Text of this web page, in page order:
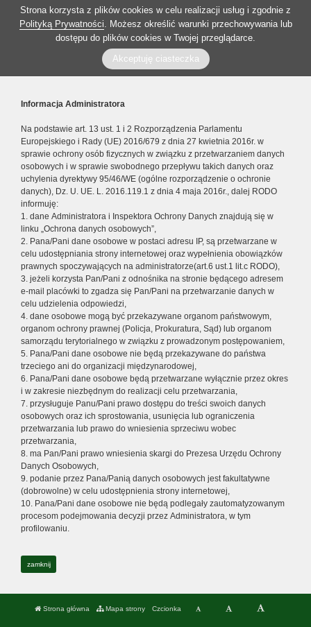
Strona korzysta z plików cookies w celu realizacji usług i zgodnie z
Polityką Prywatności. Możesz określić warunki przechowywania lub
dostępu do plików cookies w Twojej przeglądarce.
Akceptuję ciasteczka
Informacja Administratora
Na podstawie art. 13 ust. 1 i 2 Rozporządzenia Parlamentu
Europejskiego i Rady (UE) 2016/679 z dnia 27 kwietnia 2016r. w
sprawie ochrony osób fizycznych w związku z przetwarzaniem danych
osobowych i w sprawie swobodnego przepływu takich danych oraz
uchylenia dyrektywy 95/46/WE (ogólne rozporządzenie o ochronie
danych), Dz. U. UE. L. 2016.119.1 z dnia 4 maja 2016r., dalej RODO
informuję:
1. dane Administratora i Inspektora Ochrony Danych znajdują się w
linku „Ochrona danych osobowych”,
2. Pana/Pani dane osobowe w postaci adresu IP, są przetwarzane w
celu udostępniania strony internetowej oraz wypełnienia obowiązków
prawnych spoczywających na administratorze(art.6 ust.1 lit.c RODO),
3. jeżeli korzysta Pan/Pani z odnośnika na stronie będącego adresem
e-mail placówki to zgadza się Pan/Pani na przetwarzanie danych w
celu udzielenia odpowiedzi,
4. dane osobowe mogą być przekazywane organom państwowym,
organom ochrony prawnej (Policja, Prokuratura, Sąd) lub organom
samorządu terytorialnego w związku z prowadzonym postępowaniem,
5. Pana/Pani dane osobowe nie będą przekazywane do państwa
trzeciego ani do organizacji międzynarodowej,
6. Pana/Pani dane osobowe będą przetwarzane wyłącznie przez okres
i w zakresie niezbędnym do realizacji celu przetwarzania,
7. przysługuje Panu/Pani prawo dostępu do treści swoich danych
osobowych oraz ich sprostowania, usunięcia lub ograniczenia
przetwarzania lub prawo do wniesienia sprzeciwu wobec
przetwarzania,
8. ma Pan/Pani prawo wniesienia skargi do Prezesa Urzędu Ochrony
Danych Osobowych,
9. podanie przez Pana/Panią danych osobowych jest fakultatywne
(dobrowolne) w celu udostępnienia strony internetowej,
10. Pana/Pani dane osobowe nie będą podlegały zautomatyzowanym
procesom podejmowania decyzji przez Administratora, w tym
profilowaniu.
zamknij
Strona główna Mapa strony Czcionka